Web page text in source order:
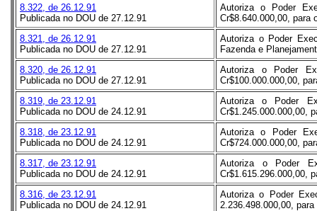
8.322, de 26.12.91
Publicada no DOU de 27.12.91
Autoriza o Poder
Cr$8.640.000,00, para
8.321, de 26.12.91
Publicada no DOU de 27.12.91
Autoriza o Poder
Fazenda e
8.320, de 26.12.91
Publicada no DOU de 27.12.91
Autoriza o Poder
Cr$100.000.000,00,
8.319, de 23.12.91
Publicada no DOU de 24.12.91
Autoriza o Poder
Cr$1.245.000.000,00,
8.318, de 23.12.91
Publicada no DOU de 24.12.91
Autoriza o Poder
Cr$724.000.000,00,
8.317, de 23.12.91
Publicada no DOU de 24.12.91
Autoriza o Poder
Cr$1.615.296.000,00,
8.316, de 23.12.91
Publicada no DOU de 24.12.91
Autoriza o Poder
2.236.498.000,00,